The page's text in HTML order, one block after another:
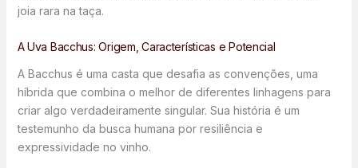
joia rara na taça.
A Uva Bacchus: Origem, Características e Potencial
A Bacchus é uma casta que desafia as convenções, uma
híbrida que combina o melhor de diferentes linhagens para
criar algo verdadeiramente singular. Sua história é um
testemunho da busca humana por resiliência e
expressividade no vinho.